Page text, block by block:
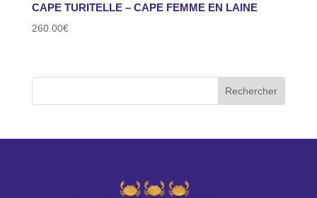
CAPE TURITELLE – CAPE FEMME EN LAINE
260.00€